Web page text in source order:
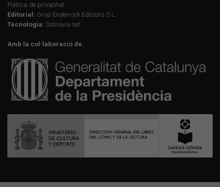
Política de privacitat
Editorial: Grup Enderrock Edicions S.L.
Tecnologia: Sobrevia.net
Amb la col·laboració de: